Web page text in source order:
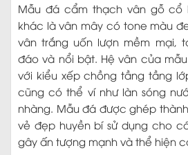
Mẫu đá cẩm thạch vân gỗ
khác là vân mây có tone màu
vân trắng uốn lượn mềm mại,
đáo và nổi bật. Hệ vân của
với kiểu xếp chồng tầng tầng
cũng có thể ví như làn sóng
nhàng. Mẫu đá được ghép
vẻ đẹp huyền bí sử dụng cho
gây ấn tượng mạnh và thể hiện